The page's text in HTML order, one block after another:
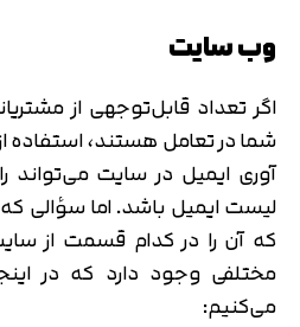
وب سایت
اگر تعداد قابل‌توجهی از
شما در تعامل هستند،
آوری ایمیل در سایت می‌تواند
لیست ایمیل باشد. اما سؤالی
که آن را در کدام قسمت از
مختلفی وجود دارد که در
می‌کنیم: